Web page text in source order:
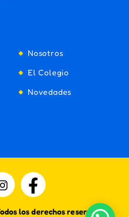
Nosotros
El Colegio
Novedades
los derechos reservados